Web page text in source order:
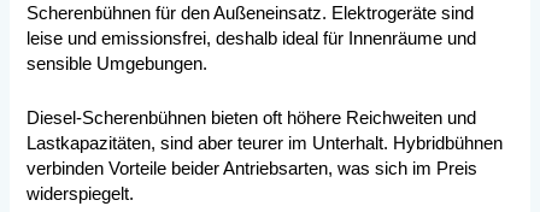
Scherenbühnen für den Außeneinsatz. Elektrogeräte sind
leise und emissionsfrei, deshalb ideal für Innenräume und
sensible Umgebungen.
Diesel-Scherenbühnen bieten oft höhere Reichweiten und
Lastkapazitäten, sind aber teurer im Unterhalt. Hybridbühnen
verbinden Vorteile beider Antriebsarten, was sich im Preis
widerspiegelt.